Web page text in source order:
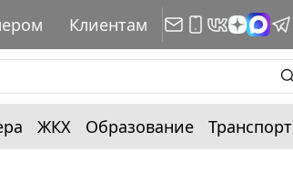
Клиентам
ЖКХ Образование Транспорт